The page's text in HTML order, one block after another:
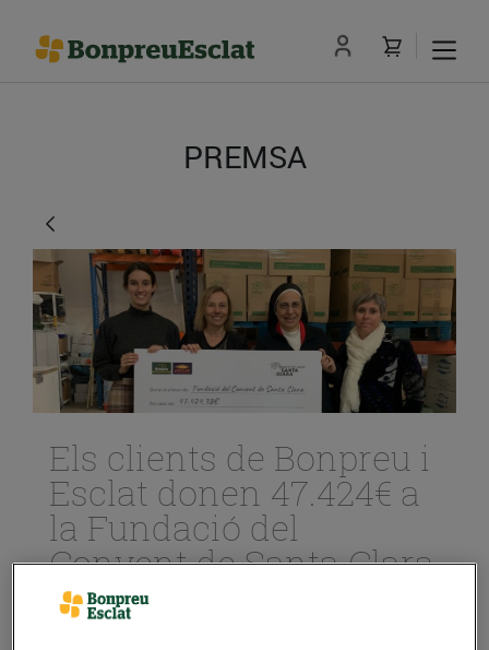
PREMSA
Els clients de Bonpreu i
Esclat donen 47.424€ a
la Fundació del
Convent de Santa Clara
09/de novembre/2022